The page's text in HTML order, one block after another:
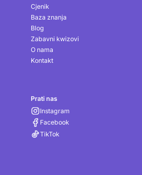
Cjenik
Baza znanja
Blog
Zabavni kwizovi
O nama
Kontakt
Prati nas
Instagram
Facebook
TikTok